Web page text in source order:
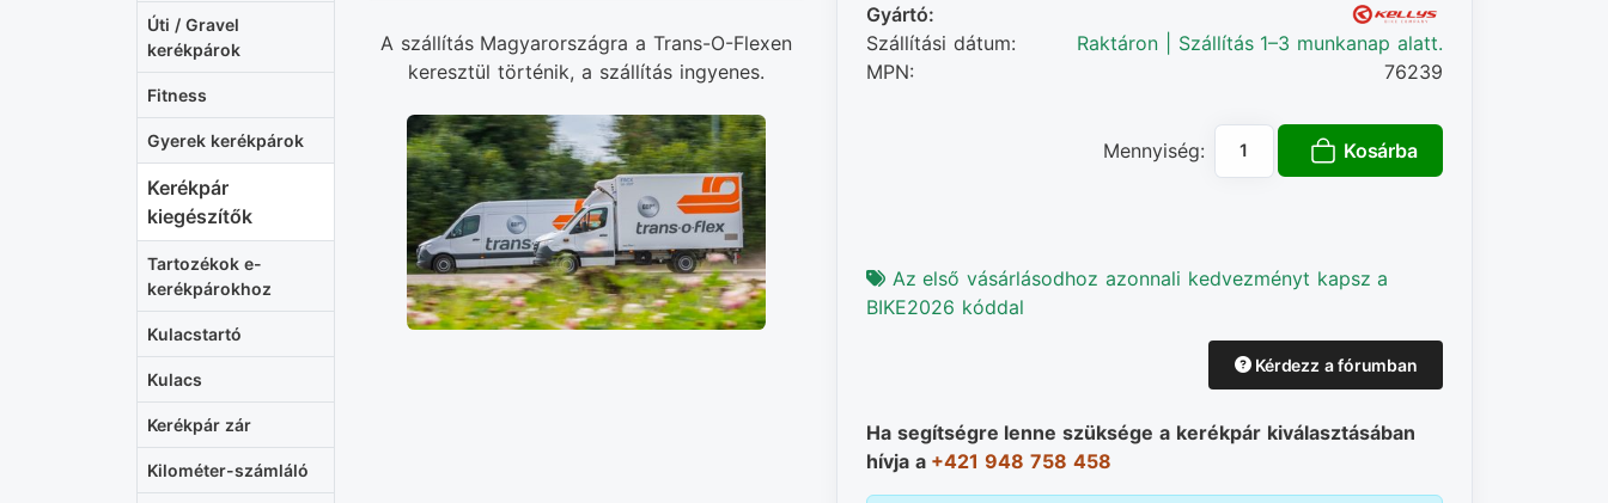
Úti / Gravel
kerékpárok
Fitness
Gyerek kerékpárok
Kerékpár
kiegészítők
Tartozékok e-
kerékpárokhoz
Kulacstartó
Kulacs
Kerékpár zár
Kilométer-számláló
A szállítás Magyarországra a Trans-O-Flexen
keresztül történik, a szállítás ingyenes.
Gyártó:
Szállítási dátum:
Raktáron | Szállítás 1–3 munkanap alatt.
MPN:
76239
Mennyiség: Kosárba
Az első vásárlásodhoz azonnali kedvezményt kapsz a
BIKE2026 kóddal
Kérdezz a fórumban
Ha segítségre lenne szüksége a kerékpár kiválasztásában
hívja a +421 948 758 458